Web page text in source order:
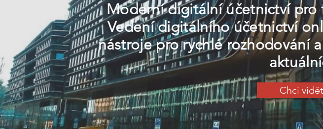
Moderní digitální účetnictví pro
Vedení digitálního účetnictví
nástroje pro rychlé rozhodování
Chci